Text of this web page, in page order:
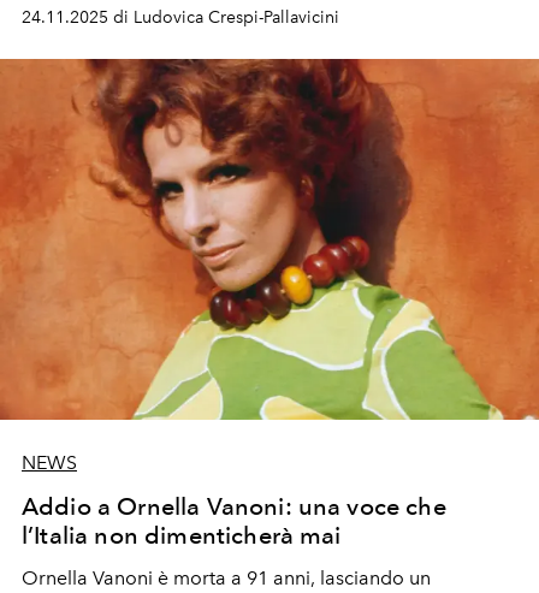
24.11.2025 di Ludovica Crespi-Pallavicini
NEWS
Addio a Ornella Vanoni: una voce che
l’Italia non dimenticherà mai
Ornella Vanoni è morta a 91 anni, lasciando un